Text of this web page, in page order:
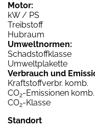
Motor:
kW / PS
Treibstoff
Hubraum
Umweltnormen:
Schadstoffklasse
Umweltplakette
Verbrauch und
Kraftstoffverbr. komb.
CO2-Emissionen komb.
CO2-Klasse
Standort